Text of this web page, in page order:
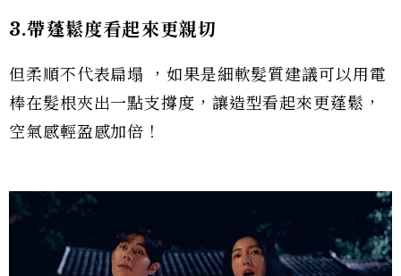
3.帶蓬鬆度看起來更親切
但柔順不代表扁塌 ，如果是細軟髮質建議可以用電
棒在髮根夾出一點支撐度，讓造型看起來更蓬鬆，
空氣感輕盈感加倍！